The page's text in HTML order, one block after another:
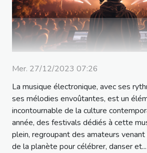
Mer. 27/12/2023 07:26
La musique électronique, avec ses
ses mélodies envoûtantes, est un
incontournable de la culture
année, des festivals dédiés à cette
plein, regroupant des amateurs
de la planète pour célébrer, danser et...